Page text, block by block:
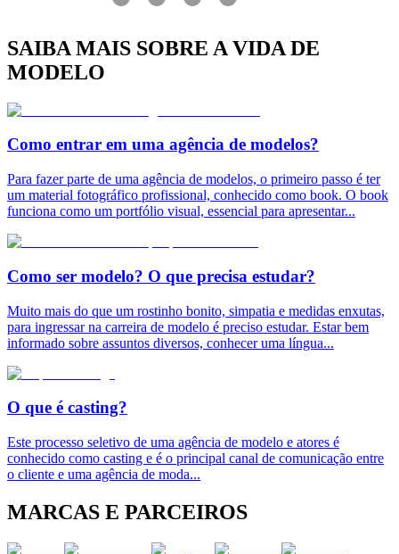
SAIBA MAIS SOBRE A VIDA DE
MODELO
Como entrar em uma agência de modelos?
Para fazer parte de uma agência de modelos, o primeiro passo é ter
um material fotográfico profissional, conhecido como book. O book
funciona como um portfólio visual, essencial para apresentar...
Como ser modelo? O que precisa estudar?
Muito mais do que um rostinho bonito, simpatia e medidas enxutas,
para ingressar na carreira de modelo é preciso estudar. Estar bem
informado sobre assuntos diversos, conhecer uma língua...
O que é casting?
Este processo seletivo de uma agência de modelo e atores é
conhecido como casting e é o principal canal de comunicação entre
o cliente e uma agência de moda...
MARCAS E PARCEIROS